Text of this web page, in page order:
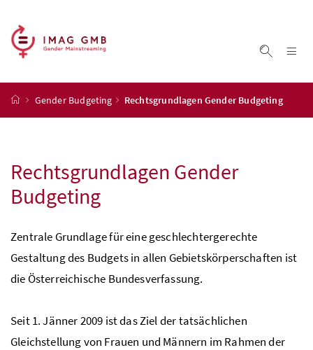
Startseite
Gender Budgeting Rechtsgrundlagen Gender Budgeting
Rechtsgrundlagen Gender
Budgeting
Zentrale Grundlage für eine geschlechtergerechte
Gestaltung des Budgets in allen Gebietskörperschaften ist
die Österreichische Bundesverfassung.
Seit 1. Jänner 2009 ist das Ziel der tatsächlichen
Gleichstellung von Frauen und Männern im Rahmen der